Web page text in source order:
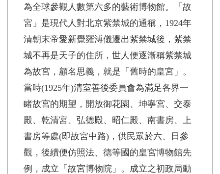
為全球參觀人數第六多的藝術博物館。「故
宮」是現代人對北京紫禁城的通稱，1924年
清朝末帝愛新覺羅溥儀遷出紫禁城後，紫禁
城不再是天子的住所，世人便逐漸稱紫禁城
為故宮，顧名思義，就是「舊時的皇宮」。
當時(1925年)清室善後委員會為滿足各界一
睹故宮的期望，開放御花園、坤寧宮、交泰
殿、乾清宮、弘德殿、昭仁殿、南書房、上
書房等處(即故宮中路)，供民眾於六、日參
觀，後續便仿照法、德等國的皇宮博物館先
例，成立「故宮博物院」。成立之初政局動